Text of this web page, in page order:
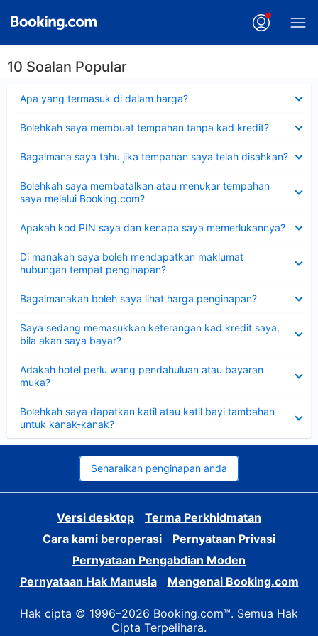
10 Soalan Popular
Apa yang termasuk di dalam harga?
Bolehkah saya membuat tempahan tanpa kad kredit?
Bagaimana saya tahu jika tempahan saya telah disahkan?
Bolehkah saya membatalkan atau menukar tempahan
saya melalui Booking.com?
Apakah kod PIN saya dan kenapa saya memerlukannya?
Di manakah saya boleh mendapatkan maklumat
hubungan tempat penginapan?
Bagaimanakah boleh saya lihat harga penginapan?
Saya sedang memasukkan keterangan kad kredit saya,
bila akan saya bayar?
Adakah hotel perlu wang pendahuluan atau bayaran
muka?
Bolehkah saya dapatkan katil atau katil bayi tambahan
untuk kanak-kanak?
Senaraikan penginapan anda
Versi desktop
Terma Perkhidmatan
Cara kami beroperasi
Pernyataan Privasi
Pernyataan Pengabdian Moden
Pernyataan Hak Manusia
Mengenai Booking.com
Hak cipta © 1996–2026 Booking.com™. Semua Hak
Cipta Terpelihara.